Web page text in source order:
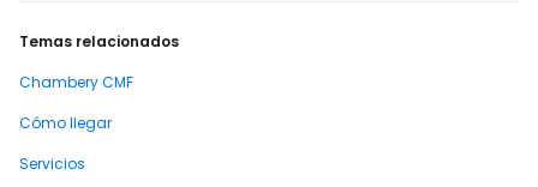
Temas relacionados
Chambery CMF
Cómo llegar
Servicios